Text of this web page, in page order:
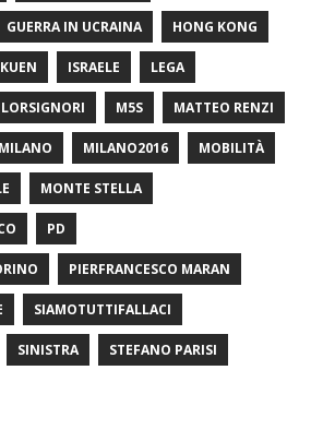
GUERRA IN UCRAINA HONG KONG
ISRAELE LEGA
LORSIGNORI M5S MATTEO RENZI
MILANO MILANO2016 MOBILITÀ
MONTE STELLA
PD
PIERFRANCESCO MARAN
SIAMOTUTTIFALLACI
SINISTRA STEFANO PARISI